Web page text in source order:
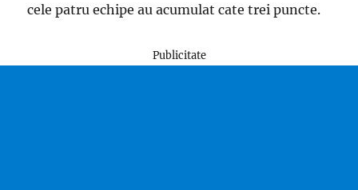
cele patru echipe au acumulat cate trei puncte.
Publicitate